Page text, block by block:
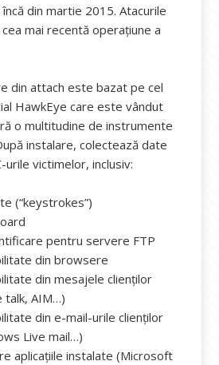
din martie 2015. Atacurile
mai recentă operațiune a
din attach este bazat pe cel
HawkEye care este vândut
o multitudine de instrumente
instalare, colectează date
victimelor, inclusiv:
(“keystrokes”)
pentru servere FTP
din browsere
din mesajele clienților
talk, AIM…)
din e-mail-urile clienților
Live mail…)
aplicațiile instalate (Microsoft